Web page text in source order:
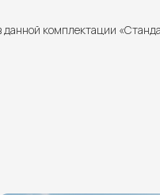
комплектации